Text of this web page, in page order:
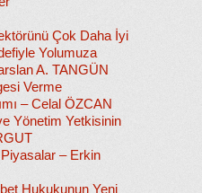
Çok Daha İyi
Yolumuza
A. TANGÜN
Verme
– Celal ÖZCAN
Yönetim Yetkisinin
– Erkin
Hukukunun Yeni